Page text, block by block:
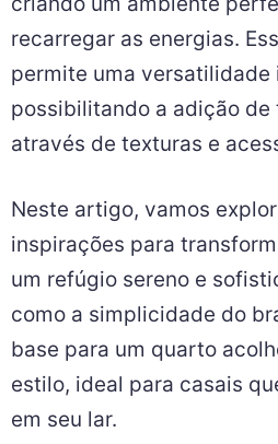
recarregar as energias.
permite uma versatilidade
possibilitando a adição de
através de texturas e
Neste artigo, vamos
inspirações para
um refúgio sereno e
como a simplicidade do
base para um quarto
estilo, ideal para casais
em seu lar.